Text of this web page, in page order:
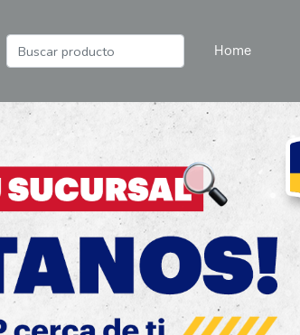
Home(current)